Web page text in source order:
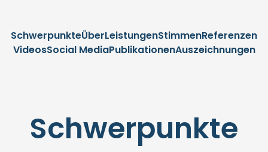
SchwerpunkteÜberLeistungenStimmenReferenzen
VideosSocial MediaPublikationenAuszeichnungen
Schwerpunkte